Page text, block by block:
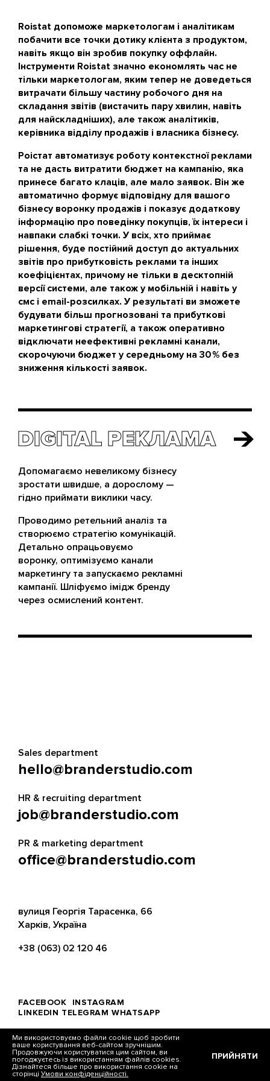
Ми використовуємо файли cookie щоб зробити
ваше користування веб-сайтом зручнішим.
Продовжуючи користуватися цим сайтом, ви
погоджуєтесь із використанням файлів cookies.
Дізнайтеся більше про використання cookie на
сторінці Умови конфіденційності.
ПРИЙНЯТИ
Roistat допоможе маркетологам і аналітикам
побачити все точки дотику клієнта з продуктом,
навіть якщо він зробив покупку оффлайн.
Інструменти Roistat значно економлять час не
тільки маркетологам, яким тепер не доведеться
витрачати більшу частину робочого дня на
складання звітів (вистачить пару хвилин, навіть
для найскладніших), але також аналітиків,
керівника відділу продажів і власника бізнесу.
Роістат автоматизує роботу контекстної реклами
та не дасть витратити бюджет на кампанію, яка
принесе багато клаців, але мало заявок. Він же
автоматично формує відповідну для вашого
бізнесу воронку продажів і показує додаткову
інформацію про поведінку покупців, їх інтереси і
навпаки слабкі точки. У всіх, хто приймає
рішення, буде постійний доступ до актуальних
звітів про прибутковість реклами та інших
коефіцієнтах, причому не тільки в десктопній
версії системи, але також у мобільній і навіть у
смс і email-розсилках. У результаті ви зможете
будувати більш прогнозовані та прибуткові
маркетингові стратегії, а також оперативно
відключати неефективні рекламні канали,
скорочуючи бюджет у середньому на 30 % без
зниження кількості заявок.
DIGITAL РЕКЛАМА
DIGITAL РЕКЛАМА
Допомагаємо невеликому бізнесу
зростати швидше, а дорослому —
гідно приймати виклики часу.
Проводимо ретельний аналіз та
створюємо стратегію комунікацій.
Детально опрацьовуємо
воронку, оптимізуємо канали
маркетингу та запускаємо рекламні
кампанії. Шліфуємо імідж бренду
через осмислений контент.
Sales department
hello@branderstudio.com
HR & recruiting department
job@branderstudio.com
PR & marketing department
office@branderstudio.com
вулиця Георгія Тарасенка, 66
Харків, Україна
+38 (063) 02 120 46
FACEBOOK
INSTAGRAM
LINKEDIN TELEGRAM WHATSAPP
© Brander, 2026